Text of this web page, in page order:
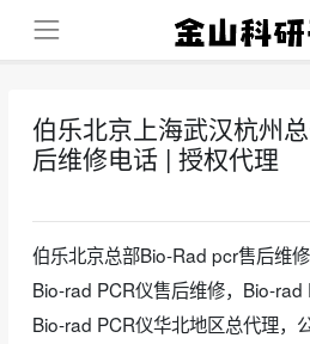
伯乐北京上海武汉杭州
后维修电话 | 授权代理
伯乐北京总部Bio-Rad pcr售后维
Bio-rad PCR仪售后维修，Bio-rad
Bio-rad PCR仪华北地区总代理，